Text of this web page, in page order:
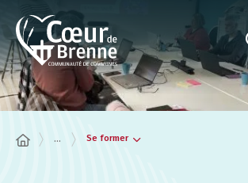
Panneau de gestion des cookies
... Se former